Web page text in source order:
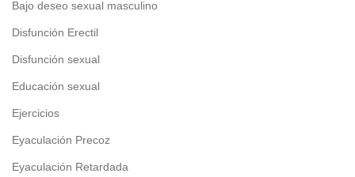
Bajo deseo sexual masculino
Disfunción Erectil
Disfunción sexual
Educación sexual
Ejercicios
Eyaculación Precoz
Eyaculación Retardada